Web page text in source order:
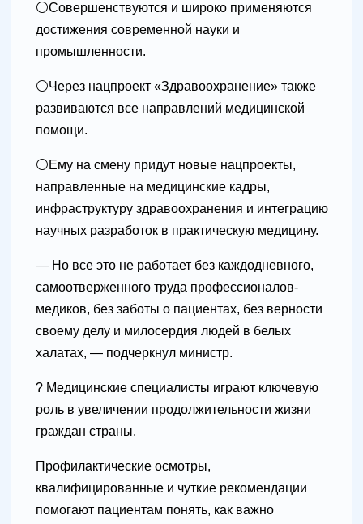
⚪️Совершенствуются и широко применяются
достижения современной науки и
промышленности.
⚪️Через нацпроект «Здравоохранение» также
развиваются все направлений медицинской
помощи.
⚪️Ему на смену придут новые нацпроекты,
направленные на медицинские кадры,
инфраструктуру здравоохранения и интеграцию
научных разработок в практическую медицину.
— Но все это не работает без каждодневного,
самоотверженного труда профессионалов-
медиков, без заботы о пациентах, без верности
своему делу и милосердия людей в белых
халатах, — подчеркнул министр.
? Медицинские специалисты играют ключевую
роль в увеличении продолжительности жизни
граждан страны.
Профилактические осмотры,
квалифицированные и чуткие рекомендации
помогают пациентам понять, как важно